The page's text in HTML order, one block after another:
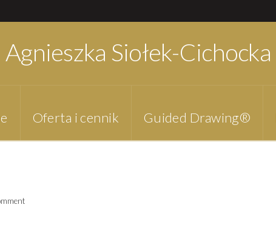
Agnieszka Siołek-Cichocka
Oferta i cennik Guided Drawing®